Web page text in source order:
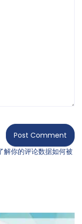
解你的评论数据如何被